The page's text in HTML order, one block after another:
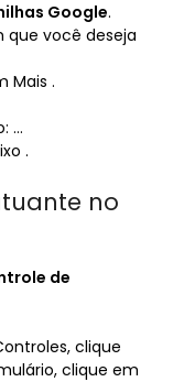
Google.
que você deseja
Mais .
…
.
no
de
clique
clique em